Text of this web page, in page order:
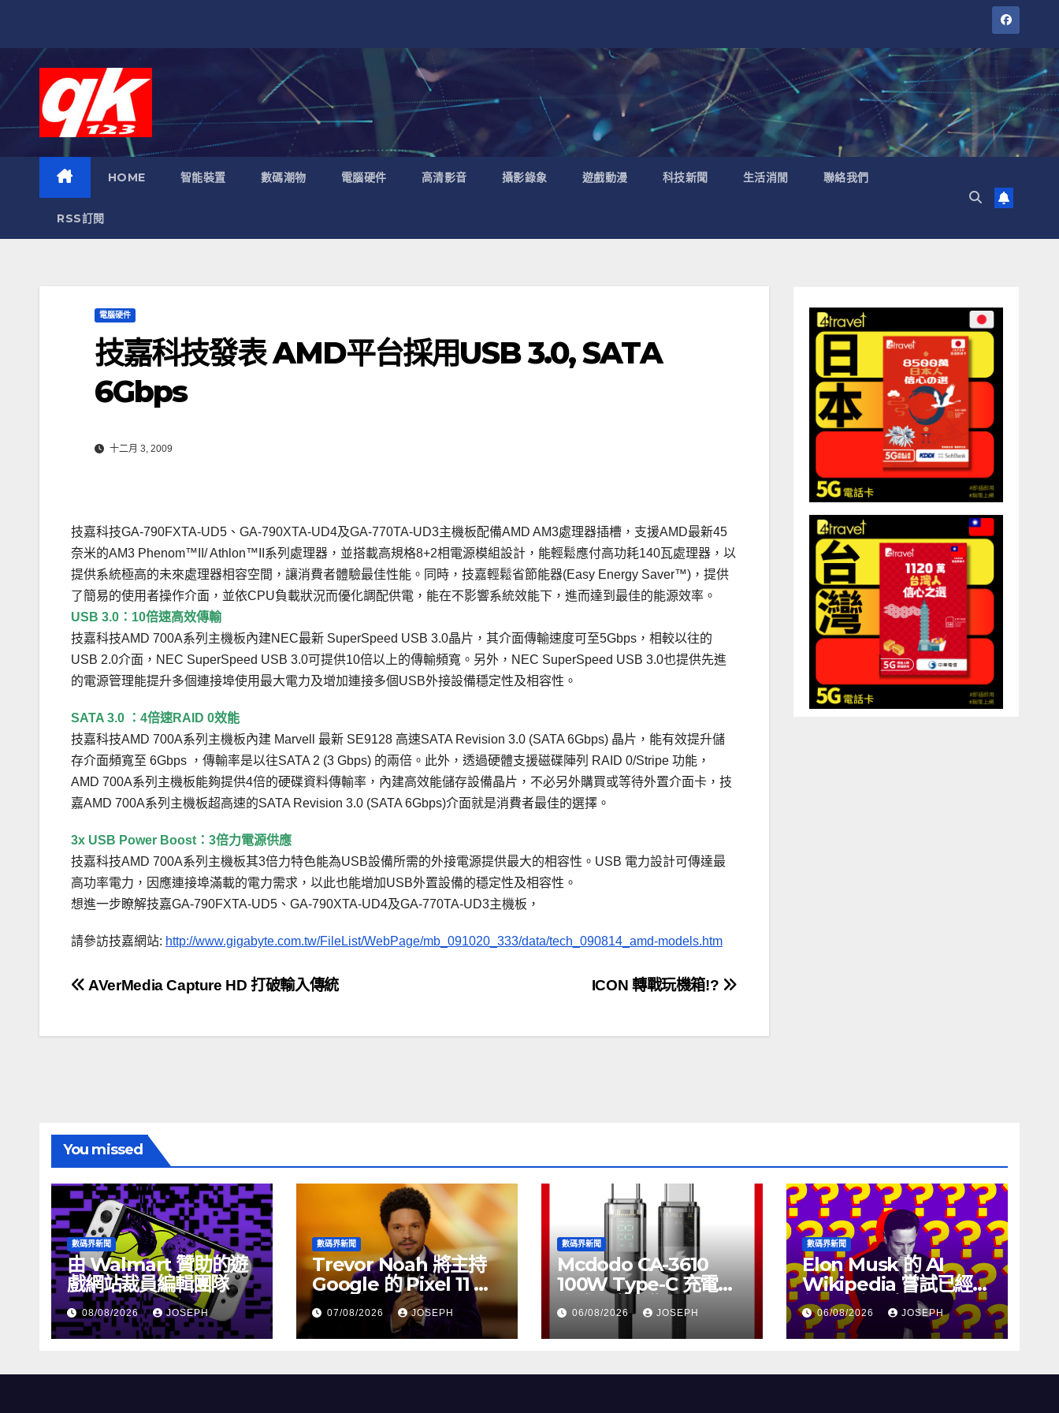
HOME 智能裝置 數碼潮物 電腦硬件 高清影音 攝影錄象 遊戲動漫 科技新聞 生活消閒 聯絡我們
RSS訂閱
電腦硬件
技嘉科技發表 AMD平台採用USB 3.0, SATA
6Gbps
十二月 3, 2009
技嘉科技GA-790FXTA-UD5、GA-790XTA-UD4及GA-770TA-UD3主機板配備AMD AM3處理器插槽，支援AMD最新45
奈米的AM3 Phenom™II/ Athlon™II系列處理器，並搭載高規格8+2相電源模組設計，能輕鬆應付高功耗140瓦處理器，以
提供系統極高的未來處理器相容空間，讓消費者體驗最佳性能。同時，技嘉輕鬆省節能器(Easy Energy Saver™)，提供
了簡易的使用者操作介面，並依CPU負載狀況而優化調配供電，能在不影響系統效能下，進而達到最佳的能源效率。
USB 3.0：10倍速高效傳輸
技嘉科技AMD 700A系列主機板內建NEC最新 SuperSpeed USB 3.0晶片，其介面傳輸速度可至5Gbps，相較以往的
USB 2.0介面，NEC SuperSpeed USB 3.0可提供10倍以上的傳輸頻寬。另外，NEC SuperSpeed USB 3.0也提供先進
的電源管理能提升多個連接埠使用最大電力及增加連接多個USB外接設備穩定性及相容性。
SATA 3.0 ：4倍速RAID 0效能
技嘉科技AMD 700A系列主機板內建 Marvell 最新 SE9128 高速SATA Revision 3.0 (SATA 6Gbps) 晶片，能有效提升儲
存介面頻寬至 6Gbps ，傳輸率是以往SATA 2 (3 Gbps) 的兩倍。此外，透過硬體支援磁碟陣列 RAID 0/Stripe 功能，
AMD 700A系列主機板能夠提供4倍的硬碟資料傳輸率，內建高效能儲存設備晶片，不必另外購買或等待外置介面卡，技
嘉AMD 700A系列主機板超高速的SATA Revision 3.0 (SATA 6Gbps)介面就是消費者最佳的選擇。
3x USB Power Boost：3倍力電源供應
技嘉科技AMD 700A系列主機板其3倍力特色能為USB設備所需的外接電源提供最大的相容性。USB 電力設計可傳達最
高功率電力，因應連接埠滿載的電力需求，以此也能增加USB外置設備的穩定性及相容性。
想進一步瞭解技嘉GA-790FXTA-UD5、GA-790XTA-UD4及GA-770TA-UD3主機板，
請參訪技嘉網站: http://www.gigabyte.com.tw/FileList/WebPage/mb_091020_333/data/tech_090814_amd-models.htm
文
ICON 轉戰玩機箱!?
AVerMedia Capture HD 打破輸入傳統
You missed
數碼界新聞
由 Walmart 贊助的遊
戲網站裁員編輯團隊
08/08/2026 JOSEPH
數碼界新聞
Trevor Noah 將主持
Google 的 Pixel 11 推
介活動
07/08/2026 JOSEPH
數碼界新聞
Mcdodo CA-3610
100W Type-C 充電線
正式上市，售價
HK$115
06/08/2026 JOSEPH
數碼界新聞
Elon Musk 的 AI
Wikipedia 嘗試已經幾
個月沒有更新了
06/08/2026 JOSEPH